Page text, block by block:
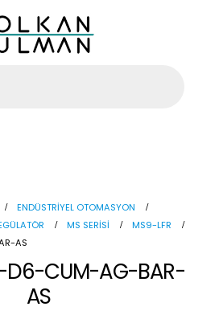
ENDÜSTRIYEL OTOMASYON
MS SERISI
MS9-LFR
AS
D6-CUM-AG-BAR-
AS